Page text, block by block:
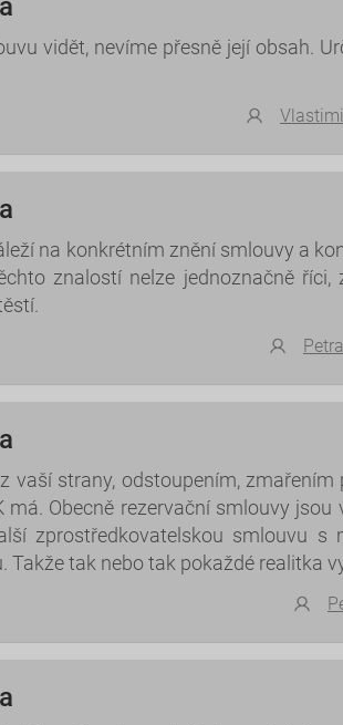
vidět, nevíme přesně její obsah.
na konkrétním znění smlouvy a
znalostí nelze jednoznačně
vaší strany, odstoupením,
Obecně rezervační smlouvy
zprostředkovatelskou smlouvu s
Takže tak nebo tak pokaždé realitka